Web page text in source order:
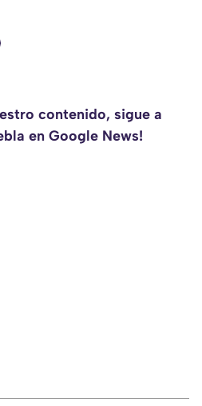
contenido, sigue a
en Google News!